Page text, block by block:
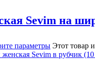
Sevim на
параметры Этот товар